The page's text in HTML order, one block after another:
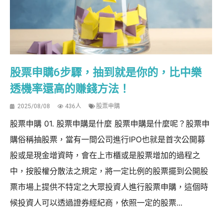
股票申購6步驟，抽到就是你的，比中樂
透機率還高的賺錢方法！
2025/08/08 436人 股票申購
股票申購 01. 股票申購是什麼 股票申購是什麼呢？股票申
購俗稱抽股票，當有一間公司進行IPO也就是首次公開募
股或是現金增資時，會在上市櫃或是股票增加的過程之
中，按股權分散法之規定，將一定比例的股票擺到公開股
票市場上提供不特定之大眾投資人進行股票申購，這個時
候投資人可以透過證券經紀商，依照一定的股票...